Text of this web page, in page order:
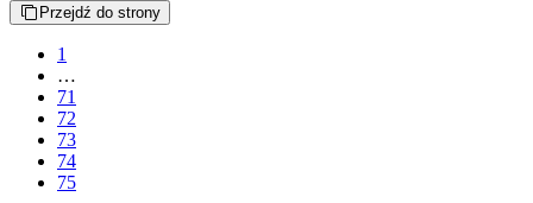
Przejdź do strony
1
…
71
72
73
74
75